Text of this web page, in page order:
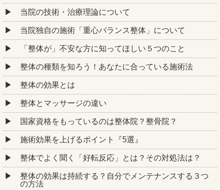
当院の技術・治療理論について
当院独自の施術「重心バランス整体」について
「整体が」不安な方に知ってほしい５つのこと
整体の種類を知ろう！あなたに合っている施術法
整体の効果とは
整体とマッサージの違い
国家資格をもっているのは整体院？整骨院？
施術効果を上げるポイント『5選』
整体でよく聞く「好転反応」とは？その対処法は？
整体の効果は持続する？自分でメンテナンスする３つ
の方法